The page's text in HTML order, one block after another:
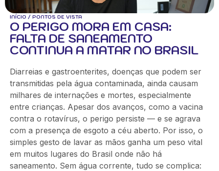
INÍCIO / PONTOS DE VISTA
O PERIGO MORA EM CASA:
FALTA DE SANEAMENTO
CONTINUA A MATAR NO BRASIL
Diarreias e gastroenterites, doenças que podem ser
transmitidas pela água contaminada, ainda causam
milhares de internações e mortes, especialmente
entre crianças. Apesar dos avanços, como a vacina
contra o rotavírus, o perigo persiste — e se agrava
com a presença de esgoto a céu aberto. Por isso, o
simples gesto de lavar as mãos ganha um peso vital
em muitos lugares do Brasil onde não há
saneamento. Sem água corrente, tudo se complica: